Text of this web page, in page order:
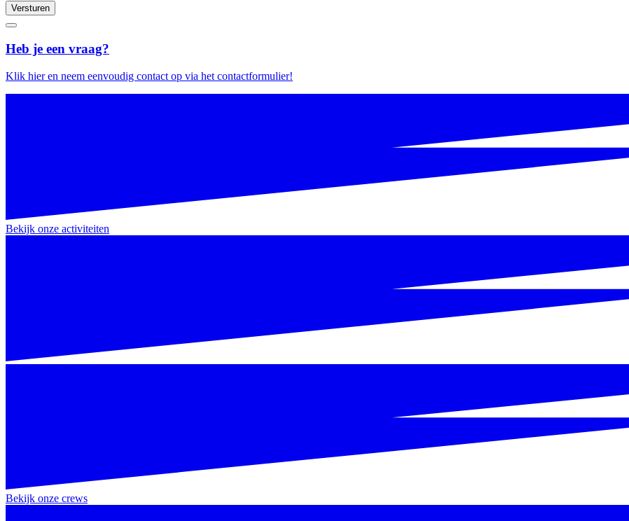
Versturen
Heb je een vraag?
Klik hier en neem eenvoudig contact op via het contactformulier!
Bekijk onze activiteiten
Bekijk onze crews